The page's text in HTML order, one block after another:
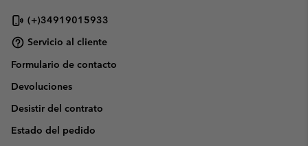
(+)34919015933
Servicio al cliente
Formulario de contacto
Devoluciones
Desistir del contrato
Estado del pedido